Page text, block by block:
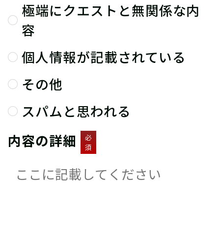
極端にクエストと無関係な内
容
個人情報が記載されている
その他
スパムと思われる
内容の詳細
必
須